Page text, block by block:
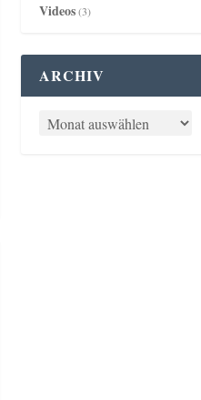
Videos(3)
ARCHIV